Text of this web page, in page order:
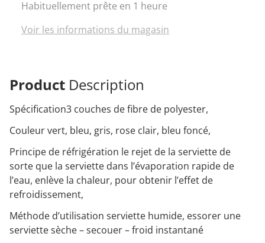
Habituellement prête en 1 heure
Voir les informations du magasin
Product Description
Spécification3 couches de fibre de polyester,
Couleur vert, bleu, gris, rose clair, bleu foncé,
Principe de réfrigération le rejet de la serviette de
sorte que la serviette dans l’évaporation rapide de
l’eau, enlève la chaleur, pour obtenir l’effet de
refroidissement,
Méthode d’utilisation serviette humide, essorer une
serviette sèche – secouer – froid instantané